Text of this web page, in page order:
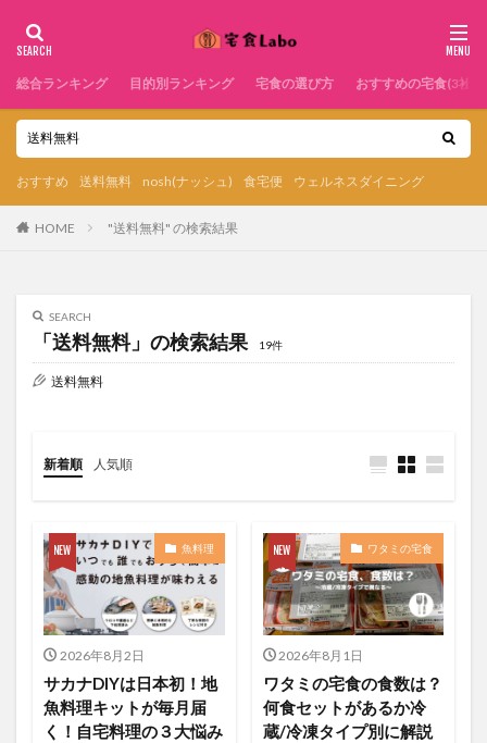
総合ランキング 目的別ランキング 宅食の選び方 おすすめの宅食(3社)
おすすめ 送料無料 nosh(ナッシュ) 食宅便 ウェルネスダイニング
HOME "送料無料" の検索結果
SEARCH
「送料無料」の検索結果 19件
送料無料
新着順 人気順
魚料理
2026年8月2日
サカナDIYは日本初！地
魚料理キットが毎月届
く！自宅料理の３大悩み
ワタミの宅食
2026年8月1日
ワタミの宅食の食数は？
何食セットがあるか冷
蔵/冷凍タイプ別に解説